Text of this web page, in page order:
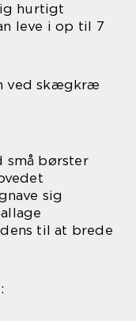
hurtigt
leve i op til 7
ved skægkræ
små børster
sig
til at brede